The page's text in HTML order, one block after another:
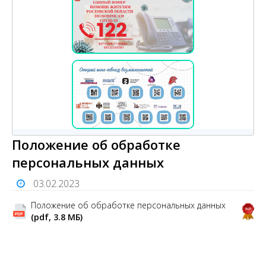
Положение об обработке
персональных данных
03.02.2023
Положение об обработке персональных данных
(pdf, 3.8 MБ)